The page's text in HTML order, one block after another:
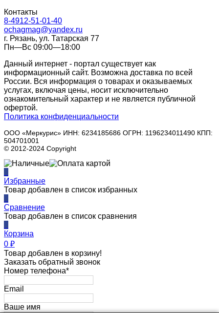
Контакты
8-4912-51-01-40
ochagmag@yandex.ru
г. Рязань, ул. Татарская 77
Пн—Вс 09:00—18:00
Данный интернет - портал существует как
информационный сайт. Возможна доставка по всей
России. Вся информация о товарах и оказываемых
услугах, включая цены, носит исключительно
ознакомительный характер и не является публичной
офертой.
Политика конфиденциальности
ООО «Меркурис» ИНН: 6234185686 ОГРН: 1196234011490 КПП:
504701001
© 2012-2024 Copyright
Избранные
Товар добавлен в список избранных
Сравнение
Товар добавлен в список сравнения
Корзина
0 ₽
Товар добавлен в корзину!
Заказать обратный звонок
Номер телефона*
Email
Ваше имя